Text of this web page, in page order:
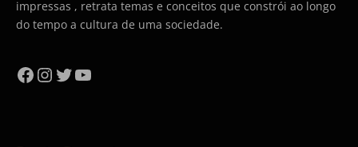
impressas , retrata temas e conceitos que constrói ao longo
do tempo a cultura de uma sociedade.
Facebook
Instagram
Twitter
YouTube